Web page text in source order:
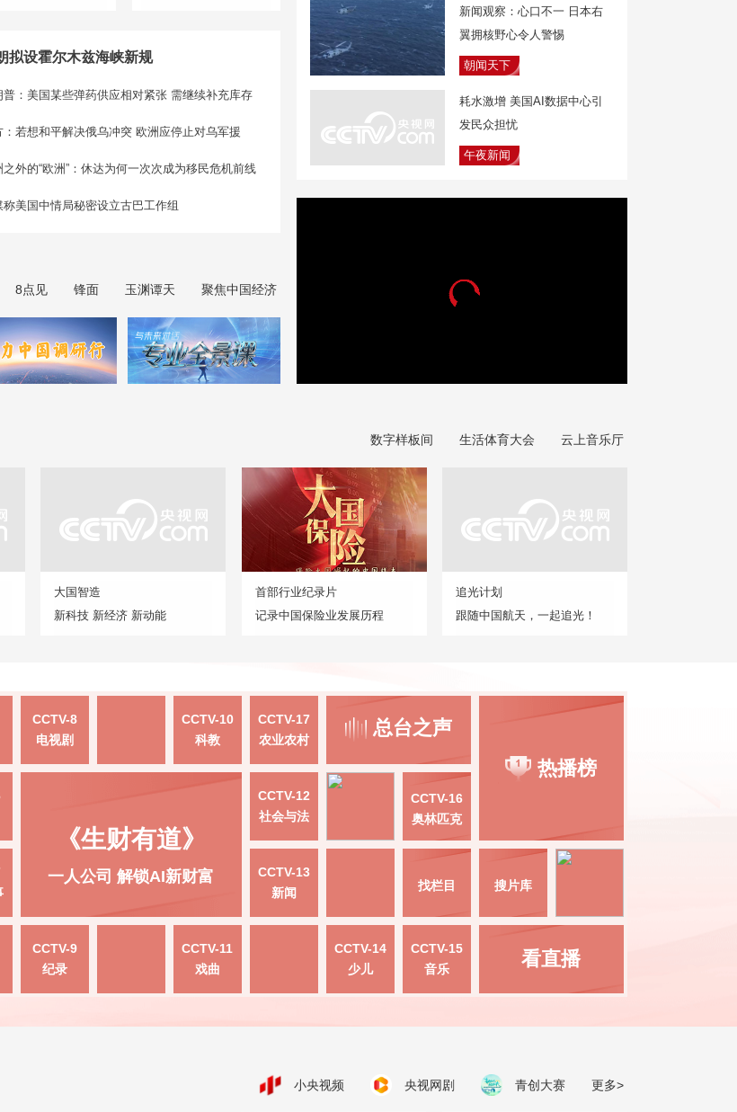
拟设霍尔木兹海峡新规
普：美国某些弹药供应相对紧张 需继续补充库存
：若想和平解决俄乌冲突 欧洲应停止对乌军援
之外的“欧洲”：休达为何一次次成为移民危机前线
称美国中情局秘密设立古巴工作组
8点见 锋面 玉渊谭天 聚焦中国经济
新闻观察：心口不一 日本右
翼拥核野心令人警惕
朝闻天下
耗水激增 美国AI数据中心引
发民众担忧
午夜新闻
数字样板间 生活体育大会 云上音乐厅
大国智造
新科技 新经济 新动能
首部行业纪录片
记录中国保险业发展历程
追光计划
跟随中国航天，一起追光！
CCTV-8
电视剧
CCTV-10
科教
CCTV-17
农业农村
总台之声
热播榜
《生财有道》
一人公司 解锁AI新财富
CCTV-12
社会与法
CCTV-16
奥林匹克
CCTV-13
新闻
找栏目 搜片库
CCTV-9
纪录
CCTV-11
戏曲
CCTV-14
少儿
CCTV-15
音乐
看直播
更多>
小央视频 央视网剧 青创大赛